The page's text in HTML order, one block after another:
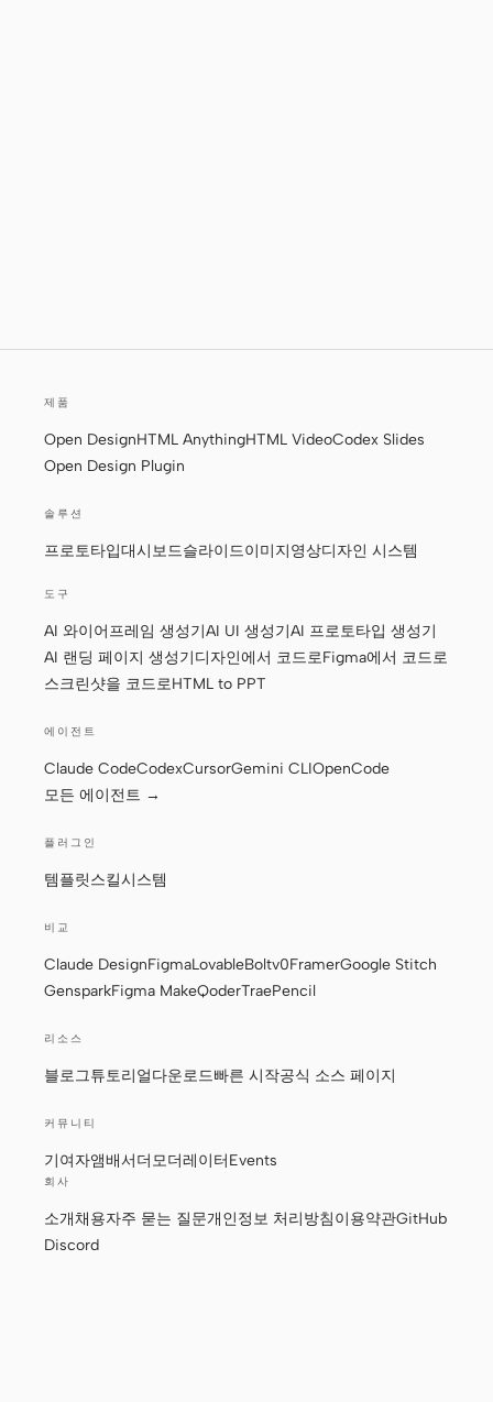
활용 사례
프로토타입 대시보드
엔지니어링 프로덕트 매니저
AI UI 생성기
디자인에서 코드로
스크린샷을 코드로
템플릿
시스템
블로그
제품
Open DesignHTML AnythingHTML VideoCodex Slides
Open Design Plugin
솔루션
프로토타입대시보드슬라이드이미지영상디자인 시스템
도구
AI 와이어프레임 생성기AI UI 생성기AI 프로토타입 생성기
AI 랜딩 페이지 생성기디자인에서 코드로Figma에서 코드로
스크린샷을 코드로HTML to PPT
에이전트
Claude CodeCodexCursorGemini CLIOpenCode
모든 에이전트 →
플러그인
템플릿스킬시스템
비교
Claude DesignFigmaLovableBoltv0FramerGoogle Stitch
GensparkFigma MakeQoderTraePencil
리소스
블로그튜토리얼다운로드빠른 시작공식 소스 페이지
커뮤니티
기여자앰배서더모더레이터Events
회사
소개채용자주 묻는 질문개인정보 처리방침이용약관GitHub
Discord